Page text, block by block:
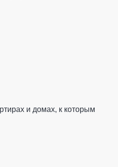
и домах, к которым